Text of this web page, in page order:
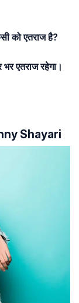
को एतराज है?
भर एतराज रहेगा।
Shayari